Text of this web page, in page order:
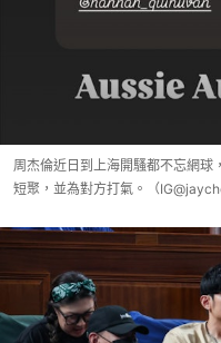
周杰倫近日到上海開騷都不忘網
短聚，並為對方打氣。（